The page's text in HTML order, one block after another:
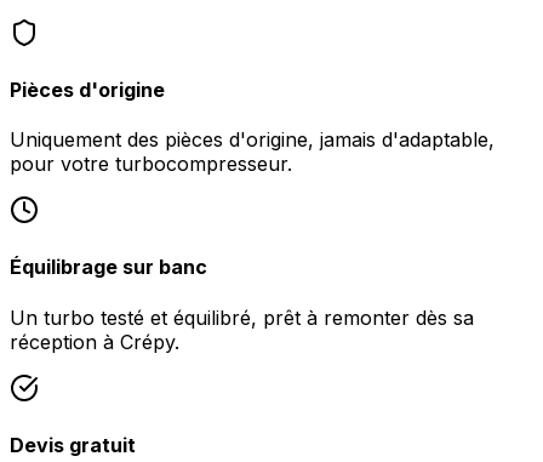
Pièces d'origine
Uniquement des pièces d'origine, jamais d'adaptable,
pour votre turbocompresseur.
Équilibrage sur banc
Un turbo testé et équilibré, prêt à remonter dès sa
réception à Crépy.
Devis gratuit